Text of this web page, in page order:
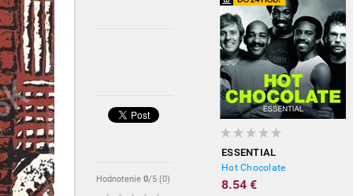
Hodnotenie 0/5 (0)
ESSENTIAL
Hot Chocolate
8.54 €